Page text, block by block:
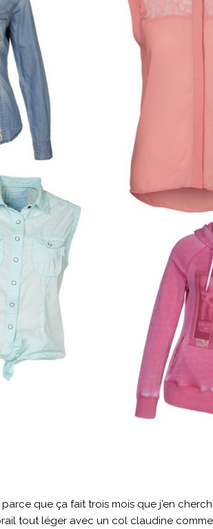
que ça fait trois mois que j’en
tout léger avec un col claudine comme